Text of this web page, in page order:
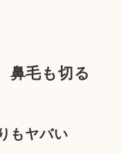
鼻毛も切る
もヤバい